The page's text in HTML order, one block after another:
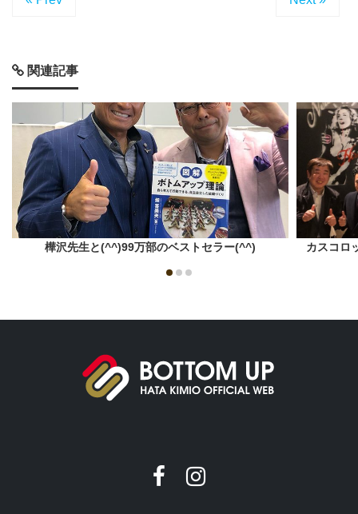
関連記事
樺沢先生と(^^)99万部のベストセラー(^^) カスコロ